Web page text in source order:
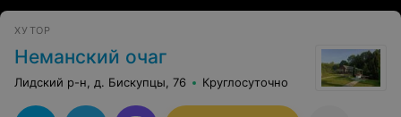
ХУТОР
Неманский очаг
Лидский р-н, д. Бискупцы, 76 Круглосуточно